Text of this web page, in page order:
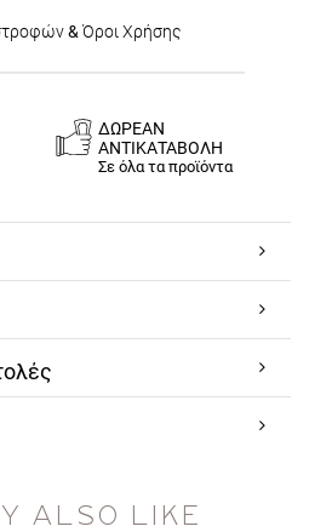
& Όροι Χρήσης
ΔΩΡΕΑΝ
ΑΝΤΙΚΑΤΑΒΟΛΗ
Σε όλα τα προϊόντα
ALSO LIKE